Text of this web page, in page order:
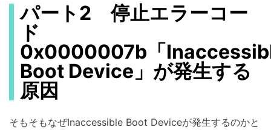
パート2 停止エラーコー
ド
0x0000007b「
Boot Device」が発生する
原因
そもそもなぜInaccessible Boot Deviceが発生するのかと